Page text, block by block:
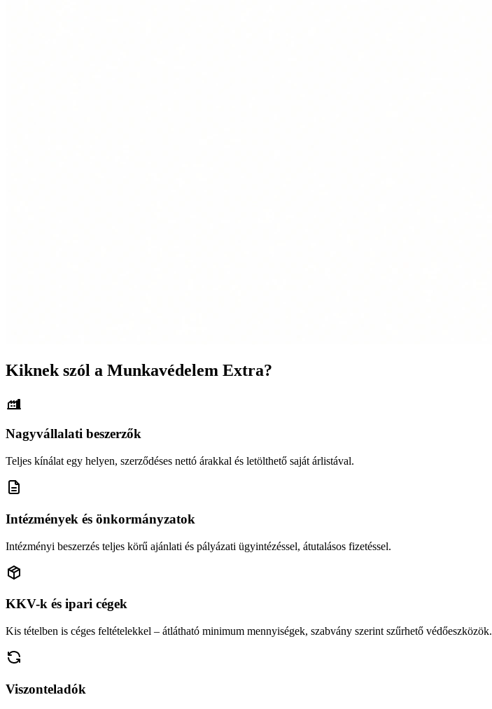
Kiknek szól a Munkavédelem Extra?
Nagyvállalati beszerzők
Teljes kínálat egy helyen, szerződéses nettó árakkal és letölthető saját árlistával.
Intézmények és önkormányzatok
Intézményi beszerzés teljes körű ajánlati és pályázati ügyintézéssel, átutalásos fizetéssel.
KKV-k és ipari cégek
Kis tételben is céges feltételekkel – átlátható minimum mennyiségek, szabvány szerint szűrhető védőeszközök.
Viszonteladók